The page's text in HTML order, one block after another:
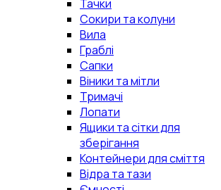
Тачки
Сокири та колуни
Вила
Граблі
Сапки
Віники та мітли
Тримачі
Лопати
Ящики та сітки для
зберігання
Контейнери для сміття
Відра та тази